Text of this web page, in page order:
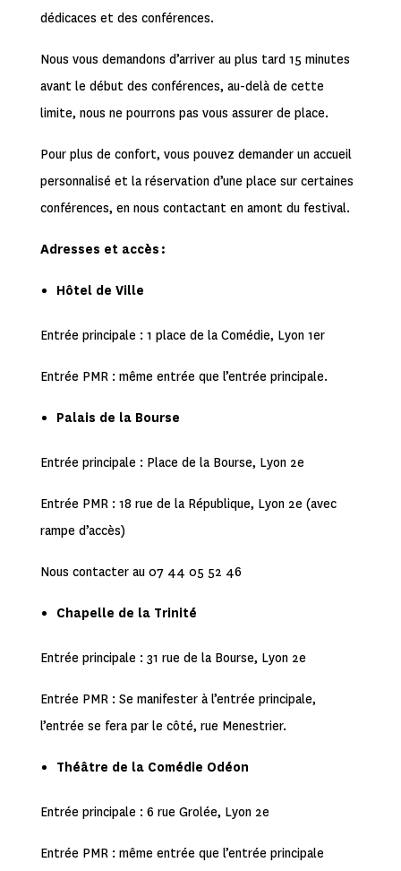
dédicaces et des conférences.
Nous vous demandons d’arriver au plus tard 15 minutes
avant le début des conférences, au-delà de cette
limite, nous ne pourrons pas vous assurer de place.
Pour plus de confort, vous pouvez demander un accueil
personnalisé et la réservation d’une place sur certaines
conférences, en nous contactant en amont du festival.
Adresses et accès :
Hôtel de Ville
Entrée principale : 1 place de la Comédie, Lyon 1er
Entrée PMR : même entrée que l’entrée principale.
Palais de la Bourse
Entrée principale : Place de la Bourse, Lyon 2e
Entrée PMR : 18 rue de la République, Lyon 2e (avec
rampe d’accès)
Nous contacter au 07 44 05 52 46
Chapelle de la Trinité
Entrée principale : 31 rue de la Bourse, Lyon 2e
Entrée PMR : Se manifester à l’entrée principale,
l’entrée se fera par le côté, rue Menestrier.
Théâtre de la Comédie Odéon
Entrée principale : 6 rue Grolée, Lyon 2e
Entrée PMR : même entrée que l’entrée principale